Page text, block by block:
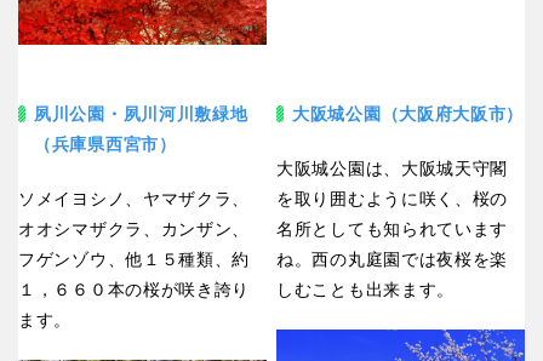
夙川公園・夙川河川敷緑地
（兵庫県西宮市）
ソメイヨシノ、ヤマザクラ、
オオシマザクラ、カンザン、
フゲンゾウ、他１５種類、約
１，６６０本の桜が咲き誇り
ます。
大阪城公園（大阪府大阪市）
大阪城公園は、大阪城天守閣
を取り囲むように咲く、桜の
名所としても知られています
ね。西の丸庭園では夜桜を楽
しむことも出来ます。